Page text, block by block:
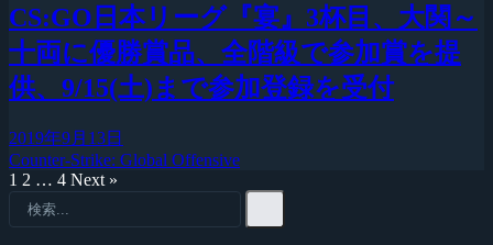
CS:GO日本リーグ『宴』3杯目、大関～
十両に優勝賞品、全階級で参加賞を提
供、9/15(土)まで参加登録を受付
2019年9月13日
Counter-Strike: Global Offensive
1 2 … 4 Next »